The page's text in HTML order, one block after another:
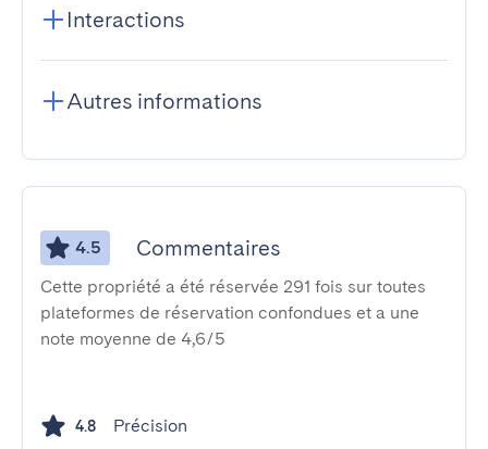
Interactions
Autres informations
4.5 Commentaires
Cette propriété a été réservée 291 fois sur toutes
plateformes de réservation confondues et a une
note moyenne de 4,6/5
4.8 Précision